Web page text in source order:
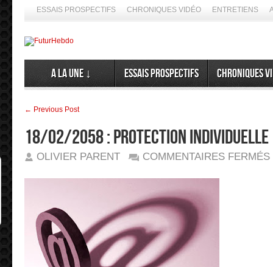
ESSAIS PROSPECTIFS CHRONIQUES VIDÉO ENTRETIENS
A la Une ↓ Essais prospectifs Chroniques
← Previous Post
18/02/2058 : Protection individuelle
OLIVIER PARENT COMMENTAIRES FERMÉS